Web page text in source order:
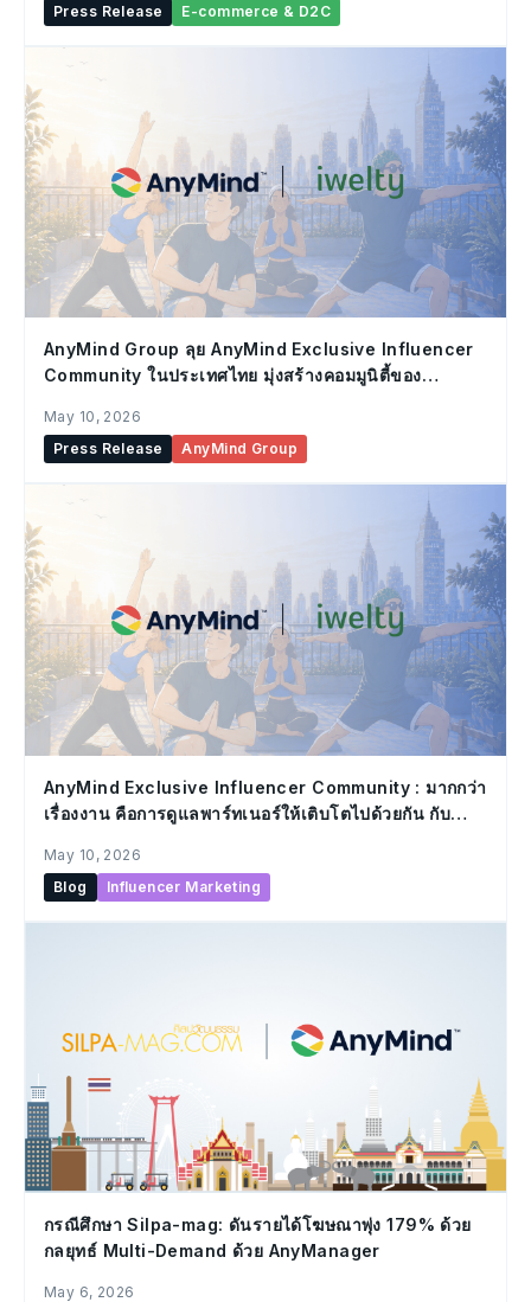
Press Release E-commerce & D2C
AnyMind Group ลุย AnyMind Exclusive Influencer
Community ในประเทศไทย มุ่งสร้างคอมมูนิตี้ของ
May 10, 2026
Press Release
AnyMind Group
AnyMind Exclusive Influencer Community : มากกว่า
เรื่องงาน คือการดูแลพาร์ทเนอร์ให้เติบโตไปด้วยกัน กับ
Stronger Inside, The Better Outside”
May 10, 2026
Blog
Influencer Marketing
กรณีศึกษา Silpa-mag: ดันรายได้โฆษณาพุ่ง 179% ด้วย
กลยุทธ์ Multi-Demand ด้วย AnyManager
May 6, 2026